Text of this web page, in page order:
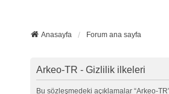
Anasayfa Forum ana sayfa
Arkeo-TR - Gizlilik ilkeleri
Bu sözleşmedeki açıklamalar “Arkeo-